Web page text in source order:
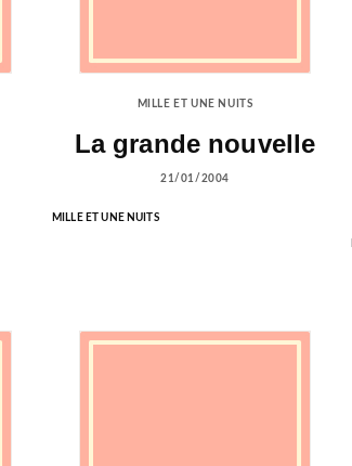
MILLE ET UNE NUITS
La grande nouvelle
21/01/2004
MILLE ET UNE NUITS